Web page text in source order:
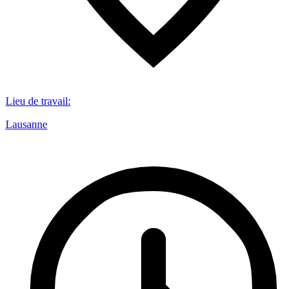
Lieu de travail:
Lausanne